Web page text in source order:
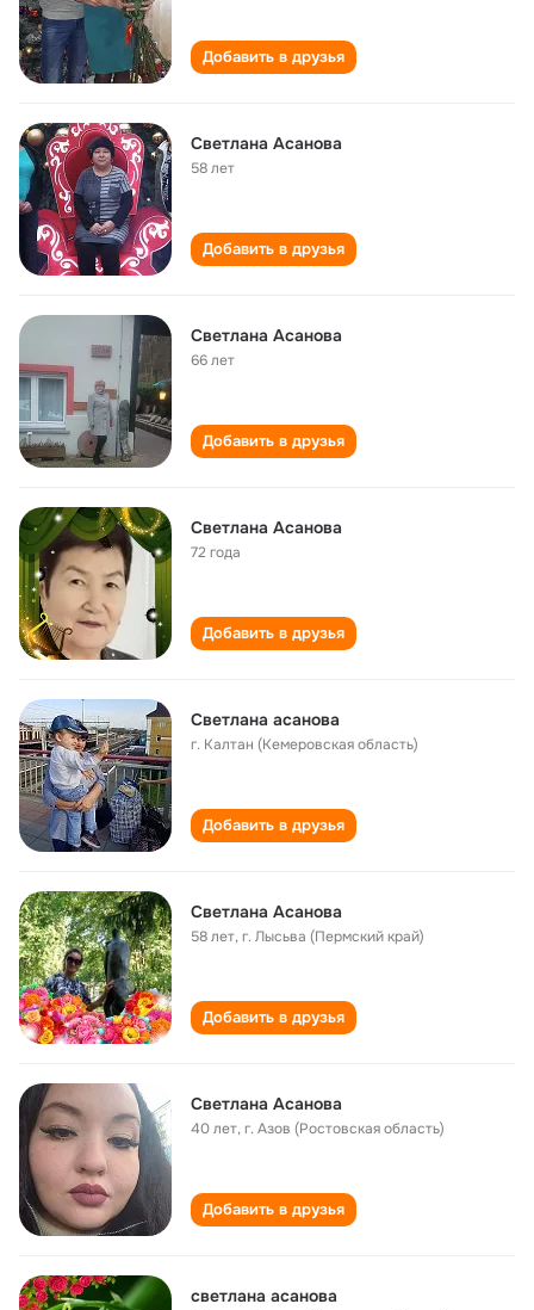
Добавить в друзья
Светлана Асанова
58 лет
Добавить в друзья
Светлана Асанова
66 лет
Добавить в друзья
Светлана Асанова
72 года
Добавить в друзья
Светлана асанова
г. Калтан (Кемеровская область)
Добавить в друзья
Светлана Асанова
58 лет,г. Лысьва (Пермский край)
Добавить в друзья
Светлана Асанова
40 лет,г. Азов (Ростовская область)
Добавить в друзья
светлана асанова